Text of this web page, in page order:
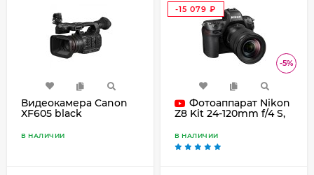
Видеокамера Canon
XF605 black
В НАЛИЧИИ
-5%
-15 079
₽
Фотоаппарат Nikon
Z8 Kit 24-120mm f/4 S,
В НАЛИЧИИ